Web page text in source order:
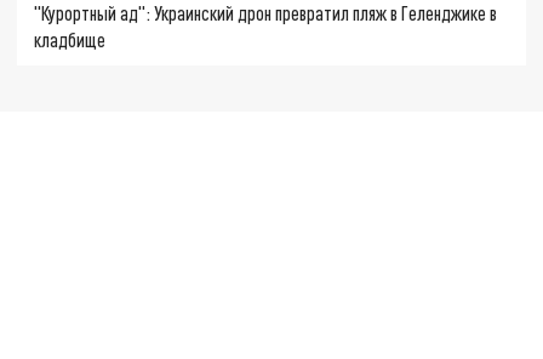
"Курортный ад": Украинский дрон превратил пляж в Геленджике в
кладбище